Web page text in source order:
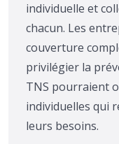
individuelle et
chacun. Les
couverture
privilégier la
TNS pourraient
individuelles qui
leurs besoins.